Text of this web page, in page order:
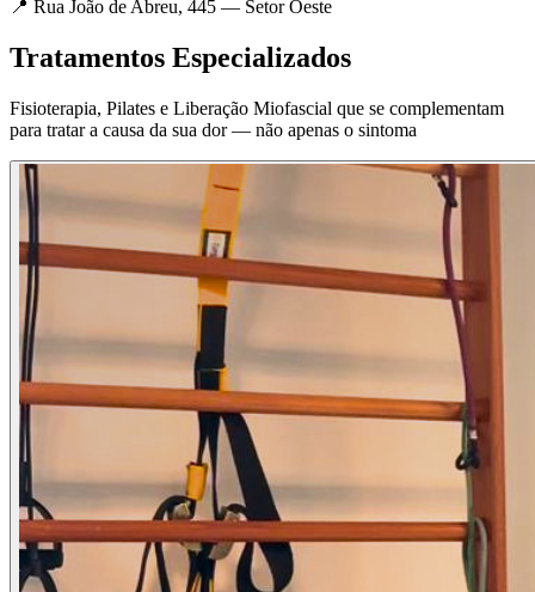
📍 Rua João de Abreu, 445 — Setor Oeste
Tratamentos Especializados
Fisioterapia, Pilates e Liberação Miofascial que se complementam
para tratar a causa da sua dor — não apenas o sintoma